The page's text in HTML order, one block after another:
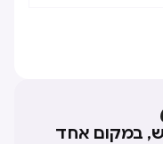
במקום אחד